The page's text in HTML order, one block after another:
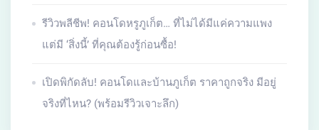
รีวิวพลีชีพ! คอนโดหรูภูเก็ต… ที่ไม่ได้มีแค่ความแพง
แต่มี ‘สิ่งนี้’ ที่คุณต้องรู้ก่อนซื้อ!
เปิดพิกัดลับ! คอนโดและบ้านภูเก็ต ราคาถูกจริง มีอยู่
จริงที่ไหน? (พร้อมรีวิวเจาะลึก)